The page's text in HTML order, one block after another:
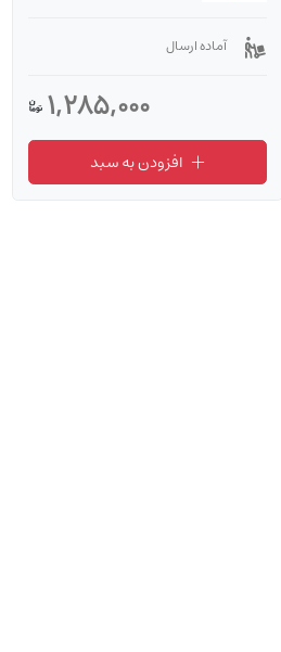
آماده ارسال
1,285,000
افزودن به سبد